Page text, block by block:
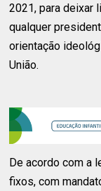
2021, para deixar
qualquer
orientação
União.
De acordo com a
fixos, com